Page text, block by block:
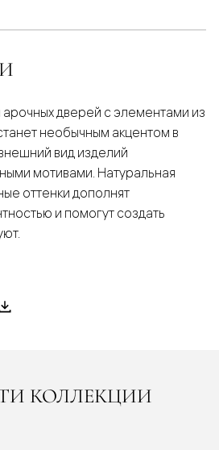
дверей с элементами из
необычным акцентом в
вид изделий
мотивами. Натуральная
оттенки дополнят
и помогут создать
КОЛЛЕКЦИИ